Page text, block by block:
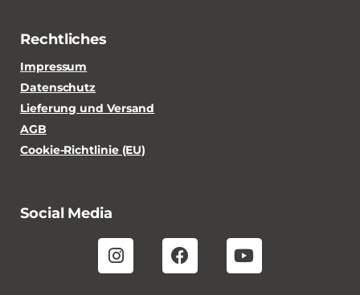
Rechtliches
Impressum
Datenschutz
Lieferung und Versand
AGB
Cookie-Richtlinie (EU)
Social Media